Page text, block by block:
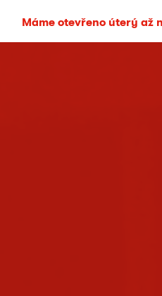
Máme otevřeno úterý až